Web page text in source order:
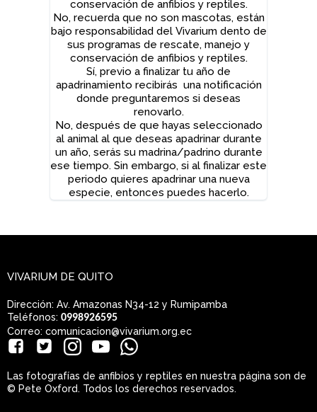
conservación de anfibios y reptiles.
No, recuerda que no son mascotas, están
bajo responsabilidad del Vivarium dento de
sus programas de rescate, manejo y
conservación de anfibios y reptiles.
Sí, previo a finalizar tu año de
apadrinamiento recibirás una notificación
donde preguntaremos si deseas
renovarlo.
No, después de que hayas seleccionado
al animal al que deseas apadrinar durante
un año, serás su madrina/padrino durante
ese tiempo. Sin embargo, si al finalizar este
periodo quieres apadrinar una nueva
especie, entonces puedes hacerlo.
VIVARIUM DE QUITO
Dirección: Av. Amazonas N34-12 y Rumipamba
Teléfonos: 0998926595
Correo: comunicacion@vivarium.org.ec
Las fotografías de anfibios y reptiles en nuestra página son de
© Pete Oxford. Todos los derechos reservados.